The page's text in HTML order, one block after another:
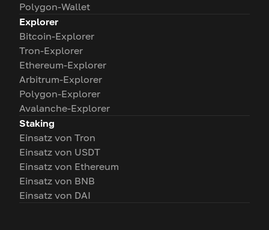
Polygon-Wallet
Explorer
Bitcoin-Explorer
Tron-Explorer
Ethereum-Explorer
Arbitrum-Explorer
Polygon-Explorer
Avalanche-Explorer
Staking
Einsatz von Tron
Einsatz von USDT
Einsatz von Ethereum
Einsatz von BNB
Einsatz von DAI